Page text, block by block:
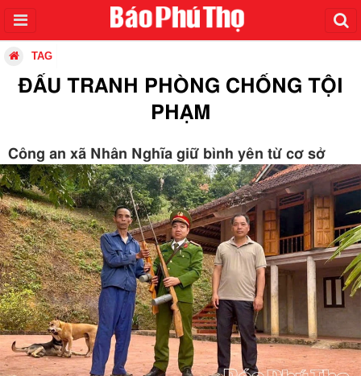
TAG
ĐẤU TRANH PHÒNG CHỐNG TỘI
PHẠM
Công an xã Nhân Nghĩa giữ bình yên từ cơ sở